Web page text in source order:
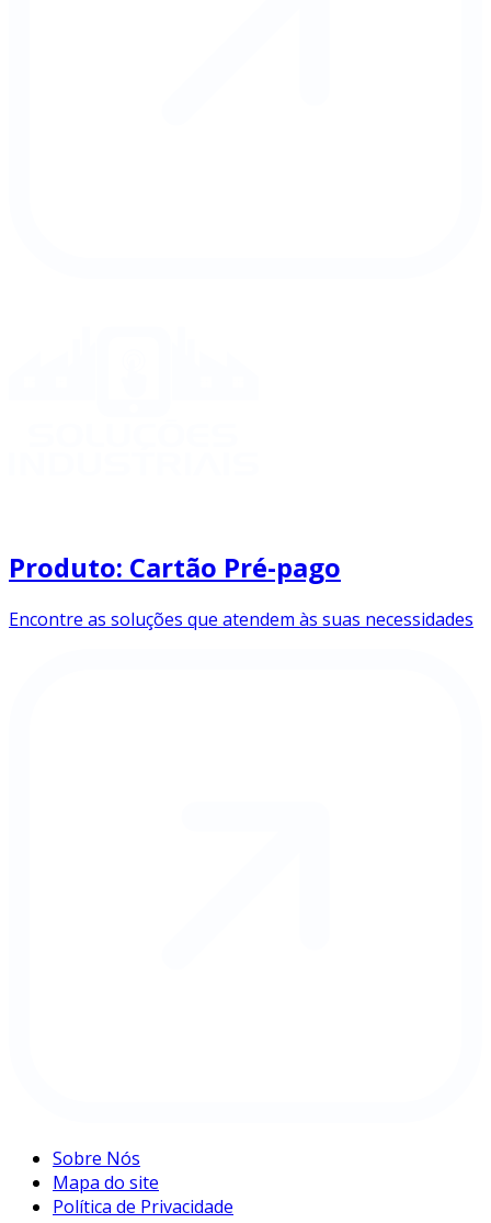
Produto: Cartão Pré-pago
Encontre as soluções que atendem às suas necessidades
Sobre Nós
Mapa do site
Política de Privacidade